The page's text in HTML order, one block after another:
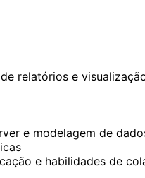
relatórios e
e modelagem de
e habilidades de